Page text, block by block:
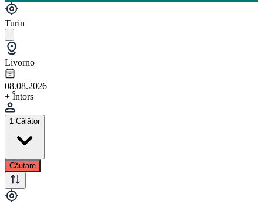
Turin
Livorno
08.08.2026
+ Întors
1 Călător
Căutare